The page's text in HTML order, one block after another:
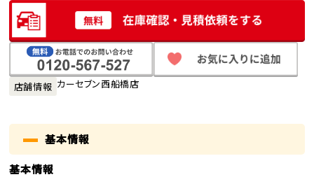
店舗情報 カーセブン西船橋店
基本情報
基本情報